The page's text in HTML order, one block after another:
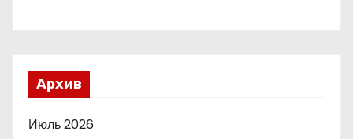
Архив
Июль 2026